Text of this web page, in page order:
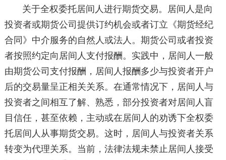
关于全权委托居间人进行期货交易。居间人是向
投资者或期货公司提供订约机会或者订立《期货经纪
合同》中介服务的自然人或法人。期货公司或者投资
者按照约定向居间人支付报酬。实践中，居间人一般
由期货公司支付报酬，居间人报酬多少与投资者开户
后的交易量呈正相关关系。在通常情况下，居间人与
投资者之间相互了解、熟悉，部分投资者对居间人盲
目信任，甚至依赖，主动或在居间人的劝诱下全权委
托居间人从事期货交易。这时，居间人与投资者关系
转变为代理关系。当前，法律法规未禁止居间人接受